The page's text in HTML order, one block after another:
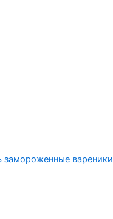
замороженные вареники